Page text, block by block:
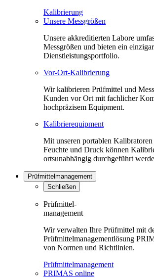
Kalibrierung
Unsere Messgrößen
Unsere akkreditierten Labore
Messgrößen und bieten ein
Dienstleistungsportfolio.
Vor-Ort-Kalibrierung
Wir kalibrieren Prüfmittel und
Kunden vor Ort mit fachlicher
hochpräzisem Equipment.
Kalibrierequipment
Mit unseren portablen Kalibratoren
Feuchte und Druck können
ortsunabhängig durchgeführt
Prüfmittelmanagement
Schließen
Prüfmittel-
management
Wir verwalten Ihre Prüfmittel mit
Prüfmittelmanagementlösung
von Normen und Richtlinien.
Prüfmittelmanagement
PRIMAS online